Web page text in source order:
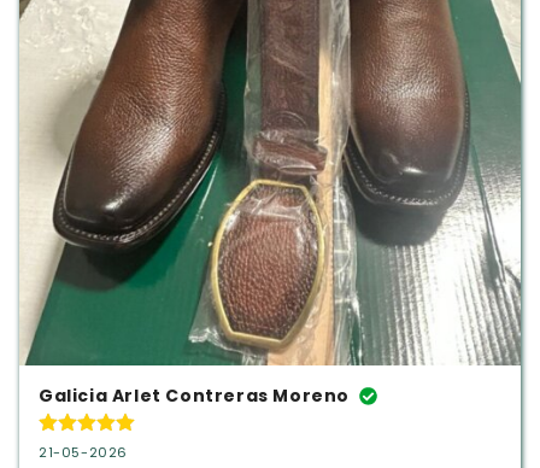
Galicia Arlet Contreras Moreno
21-05-2026